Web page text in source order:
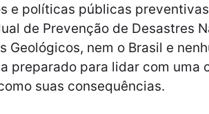
e políticas públicas
de Prevenção de Desastres
Geológicos, nem o Brasil e
preparado para lidar com uma
suas consequências.